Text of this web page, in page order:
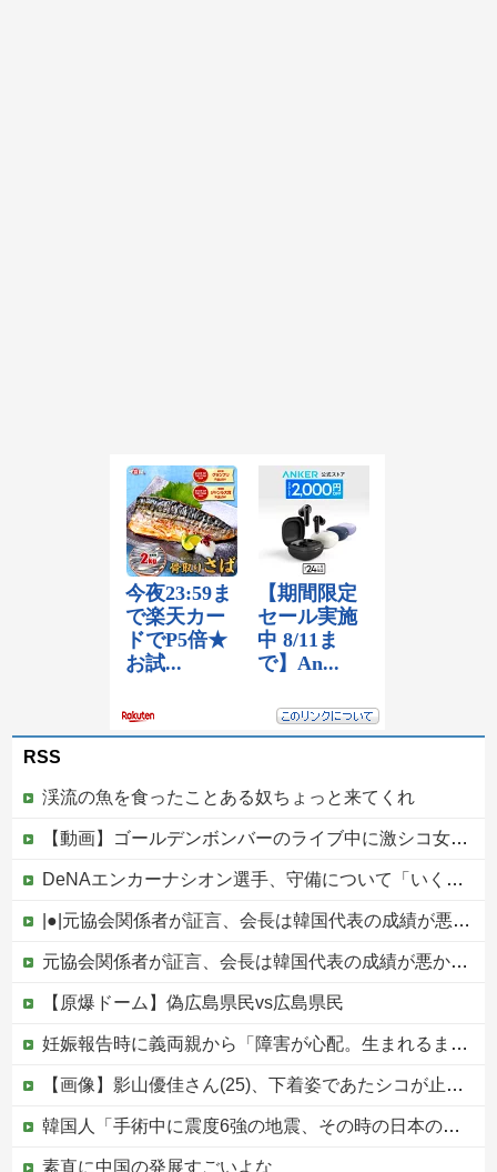
RSS
渓流の魚を食ったことある奴ちょっと来てくれ
【動画】ゴールデンボンバーのライブ中に激シコ女さんが乱入してしまうｗｗｗｗｗ
DeNAエンカーナシオン選手、守備について「いくら得点しても、エラーを重ねれば逆転されてしまう。そういう意味から自分にとっては、打撃よりも守備の方が大事」
|●|元協会関係者が証言、会長は韓国代表の成績が悪かった際「審判に十分な接待をしていないのではないかと叱責した」泥沼の責任押し付け合い発生
元協会関係者が証言、会長は韓国代表の成績が悪かった際「審判に十分な接待をしていないのではないかと叱責した」泥沼の責任押し付け合い発生他
【原爆ドーム】偽広島県民vs広島県民
妊娠報告時に義両親から「障害が心配。生まれるまでおめでとうは言えない」と言われた日の不快感が一生許せない！何事もなかったかのように孫フィーバーしてるし
【画像】影山優佳さん(25)、下着姿であたシコが止まらない
韓国人「手術中に震度6強の地震、その時の日本の医療スタッフたちの姿をご覧ください」→「マジで鳥肌立った」「こういう姿は韓国も見習わないと」「あん...
素直に中国の発展すごいよな